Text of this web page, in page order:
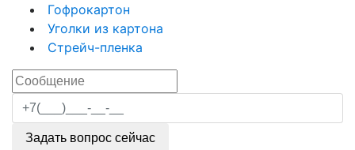
Гофрокартон
Уголки из картона
Стрейч-пленка
Задать вопрос сейчас